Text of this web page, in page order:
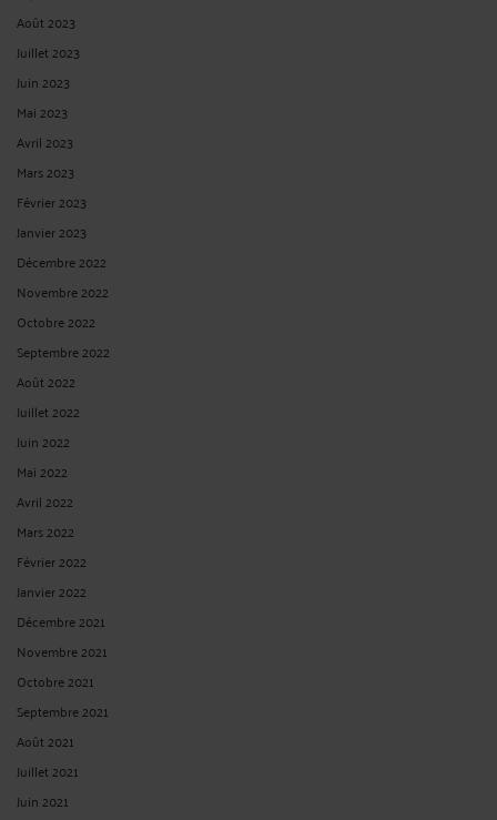
Août 2023
Juillet 2023
Juin 2023
Mai 2023
Avril 2023
Mars 2023
Février 2023
Janvier 2023
Décembre 2022
Novembre 2022
Octobre 2022
Septembre 2022
Août 2022
Juillet 2022
Juin 2022
Mai 2022
Avril 2022
Mars 2022
Février 2022
Janvier 2022
Décembre 2021
Novembre 2021
Octobre 2021
Septembre 2021
Août 2021
Juillet 2021
Juin 2021